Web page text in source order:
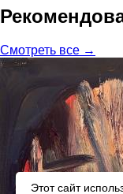
Смотреть все →
Этот сайт